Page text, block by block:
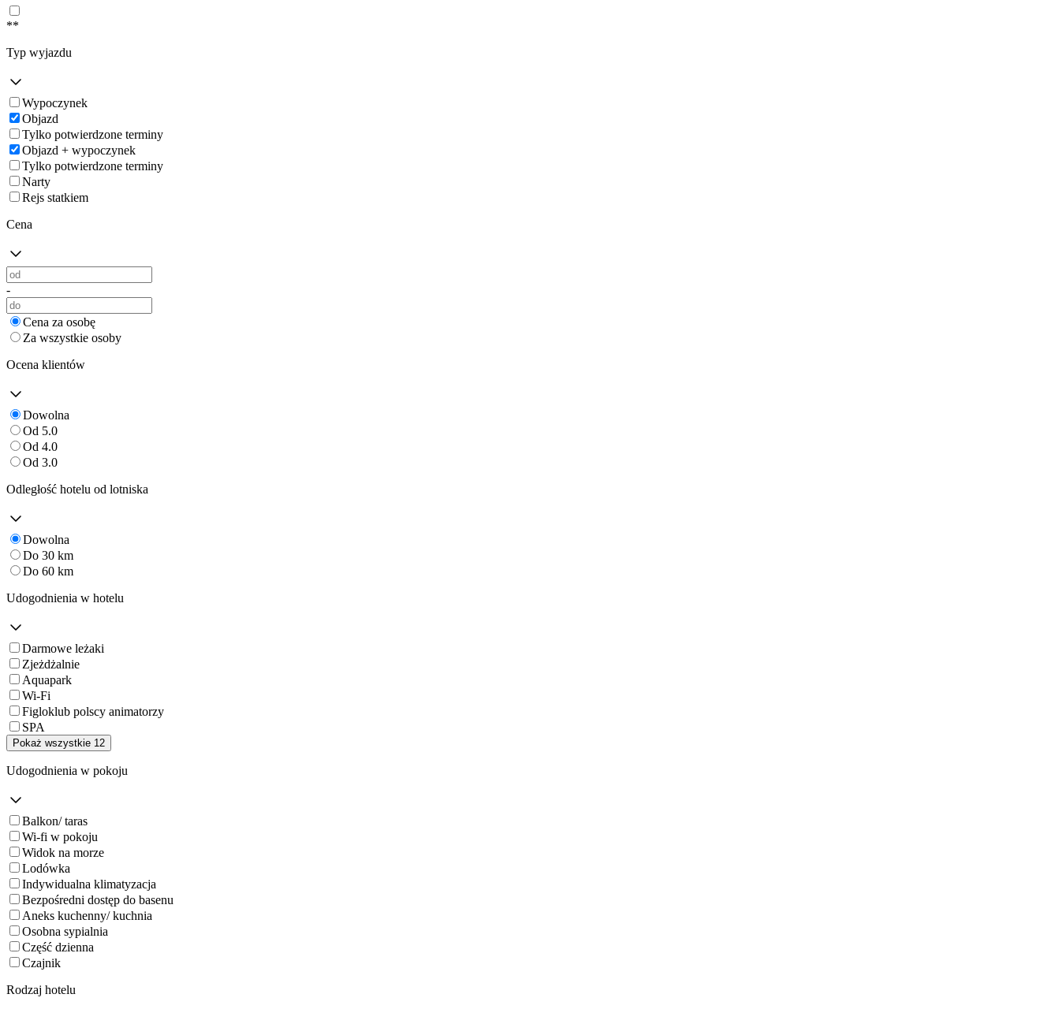
**
Typ wyjazdu
Wypoczynek
Objazd
Tylko potwierdzone terminy
Objazd + wypoczynek
Tylko potwierdzone terminy
Narty
Rejs statkiem
Cena
-
Cena za osobę
Za wszystkie osoby
Ocena klientów
Dowolna
Od 5.0
Od 4.0
Od 3.0
Odległość hotelu od lotniska
Dowolna
Do 30 km
Do 60 km
Udogodnienia w hotelu
Darmowe leżaki
Zjeżdżalnie
Aquapark
Wi-Fi
Figloklub polscy animatorzy
SPA
Pokaż wszystkie 12
Udogodnienia w pokoju
Balkon/ taras
Wi-fi w pokoju
Widok na morze
Lodówka
Indywidualna klimatyzacja
Bezpośredni dostęp do basenu
Aneks kuchenny/ kuchnia
Osobna sypialnia
Część dzienna
Czajnik
Rodzaj hotelu